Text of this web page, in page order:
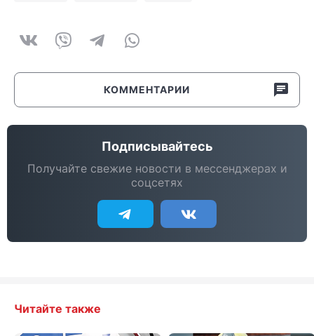
КОММЕНТАРИИ
Подписывайтесь
Получайте свежие новости в мессенджерах и
соцсетях
Читайте также